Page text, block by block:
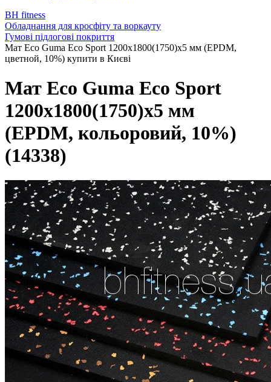
BH fitness
Обладнання для кросфіту та воркауту
Гумові підлогові покриття
Мат Eco Guma Eco Sport 1200х1800(1750)х5 мм (EPDM,
цветной, 10%) купити в Києві
Мат Eco Guma Eco Sport
1200х1800(1750)х5 мм
(EPDM, кольоровий, 10%)
(14338)